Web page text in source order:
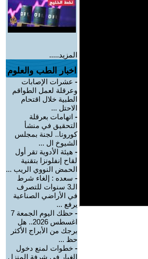
المزيد.....
اخبار الطب والعلوم
- عشرات الإصابات
وعرقلة لعمل الطواقم
الطبية خلال اقتحام
الاحتل ...
- اتهامات بعرقلة
التحقيق في منشأ
كورونا.. لجنة بمجلس
الشيوخ ال ...
- هيئة الأدوية تقر أول
لقاح إنفلونزا بتقنية
الحمض النووي الريب ...
- سعده : إلغاء شرط
الـ3 سنوات للتصرف
في الأراضي الصناعية
يرفع ...
-
حظك اليوم الجمعة 7
اغسطس 2026.. هل
برجك من الأبراج الأكثر
حظ ...
- خطوات لمنع دخول
الغبار في شرفة المنزل